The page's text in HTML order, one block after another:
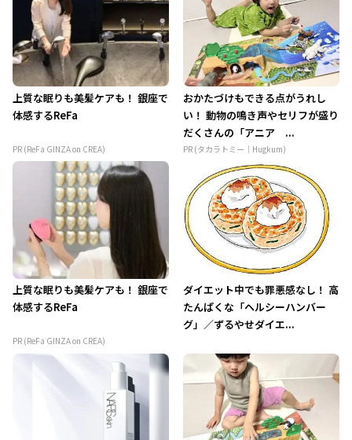
上質な眠りも美髪ケアも！ 銀座で
体感するReFa
PR (ReFa GINZA on CREA)
おかたづけもできる点がうれし
い！ 動物の鳴き声やセリフが盛り
だくさんの「アニア ...
PR (タカラトミー｜Hugkum)
上質な眠りも美髪ケアも！ 銀座で
体感するReFa
PR (ReFa GINZA on CREA)
ダイエット中でも罪悪感なし！ 高
たんぱくな「ヘルシーハンバー
グ」／ずるやせダイエ...